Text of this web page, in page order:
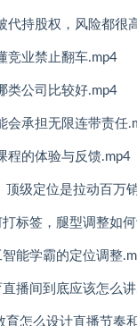
代持股权，风险都很
竞业禁止翻车.mp4
类公司比较好.mp4
会承担无限连带责任
程的体验与反馈.mp4
顶级定位是拉动百万
标签，腿型调整如
能学霸的定位调整
播间到底应该怎么
怎么设计直播节奏